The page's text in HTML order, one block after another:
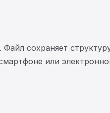
сохраняет
или